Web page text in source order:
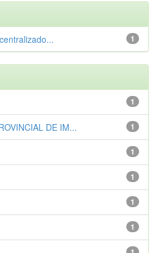
1
1
1
DE IM...
1
1
1
1